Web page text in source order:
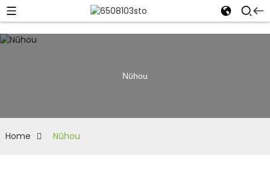
Nūhou
Home Nūhou